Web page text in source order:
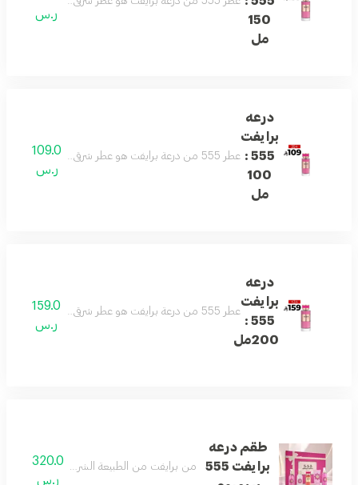
150
مل
ر.س
درعه
برايفت
555 :
100
مل
عطر 555 من درعة برايفت هو عطر شرقي جذاب يمزج بين الورد الدمشقي، الكراميل، العنبر، المسك، خشب الصندل والفانيليا. رائحة مغرية مع توازن فريد بين الانتعاش والدفء، مثالي لانطباع لا يُنسى.
109.0
ر.س
درعه
برايفت
555 :
200مل
عطر 555 من درعة برايفت هو عطر شرقي جذاب يمزج بين الورد الدمشقي، الكراميل، العنبر، المسك، خشب الصندل والفانيليا. رائحة مغرية مع توازن فريد بين الانتعاش والدفء، مثالي لانطباع لا يُنسى.
159.0
ر.س
طقم درعه
برايفت 555
من برايفت من الطبيعة الشرقية الخلابة
320.0
ر.س